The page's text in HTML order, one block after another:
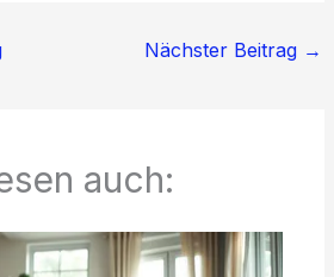
Nächster Beitrag →
auch: